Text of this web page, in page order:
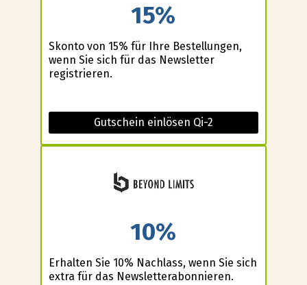
15%
Skonto von 15% für Ihre Bestellungen,
wenn Sie sich für das Newsletter
registrieren.
Gutschein einlösen Qi-2
10%
Erhalten Sie 10% Nachlass, wenn Sie sich
extra für das Newsletterabonnieren.